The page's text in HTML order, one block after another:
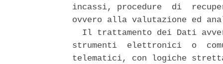
incassi, procedure  di
ovvero alla valutazione ed
Il trattamento dei Dati
strumenti  elettronici  o
telematici, con logiche